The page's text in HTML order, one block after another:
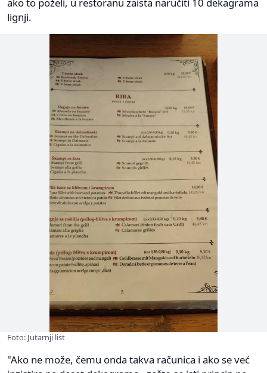
lignji.
Foto: Jutarnji list
"Ako ne može, čemu onda takva računica i ako se već